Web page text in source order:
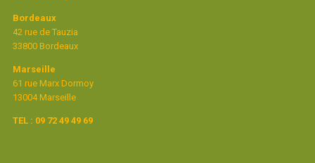
Bordeaux
42 rue de Tauzia
33800 Bordeaux
Marseille
61 rue Marx Dormoy
13004 Marseille
TEL : 09 72 49 49 69